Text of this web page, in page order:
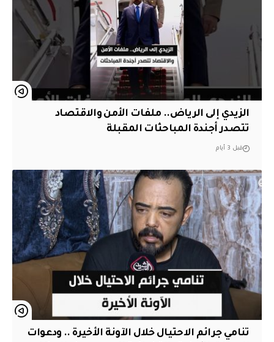
الزيدي إلى الرياض.. ملفات الأمن والاقتصاد
تتصدر أجندة المباحثات المقبلة
قبل 3 أيام
تنامي جرائم الاحتيال خلال الآونة الأخيرة .. ودعوات